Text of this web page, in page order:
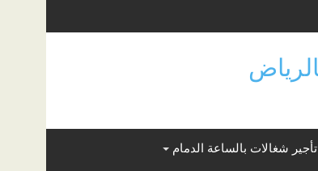
تأجير شغالات بالساعة الدمام